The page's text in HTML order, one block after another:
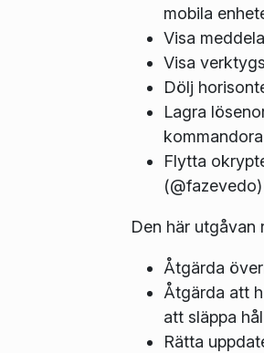
mobila
Visa
Visa
Dölj
Lagra
Flytta
(@fazevedo)
Den här utgåvan
Åtgärda
Åtgärda att
att släppa
Rätta